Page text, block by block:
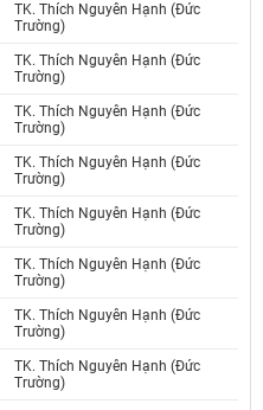
TK. Thích Nguyên Hạnh (Đức
Trường)
TK. Thích Nguyên Hạnh (Đức
Trường)
TK. Thích Nguyên Hạnh (Đức
Trường)
TK. Thích Nguyên Hạnh (Đức
Trường)
TK. Thích Nguyên Hạnh (Đức
Trường)
TK. Thích Nguyên Hạnh (Đức
Trường)
TK. Thích Nguyên Hạnh (Đức
Trường)
TK. Thích Nguyên Hạnh (Đức
Trường)